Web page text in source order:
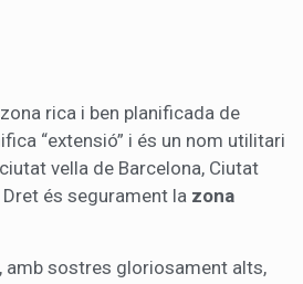
rica i ben planificada de
“extensió” i és un nom utilitari
vella de Barcelona, Ciutat
és segurament la zona
amb sostres gloriosament alts,